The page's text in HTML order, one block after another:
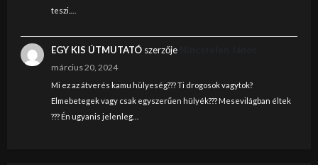
teszi.…
EGY KIS ÚTMUTATÓszerzője
március 20, 2024
Mi ez az átverés kamu hülyeség??? Ti drogosok vagytok?
Elmebetegek vagy csak egyszerűen hülyék??? Mesevilágban éltek
??? Én ugyanis jelenleg…